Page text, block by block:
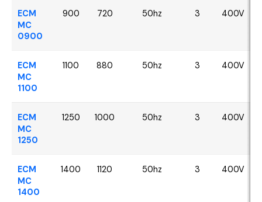
ECM
MC
0900
900 720 50hz 3 400V
ECM
MC
1100
1100 880 50hz 3 400V
ECM
MC
1250
1250 1000 50hz 3 400V
ECM
MC
1400
1400 1120 50hz 3 400V